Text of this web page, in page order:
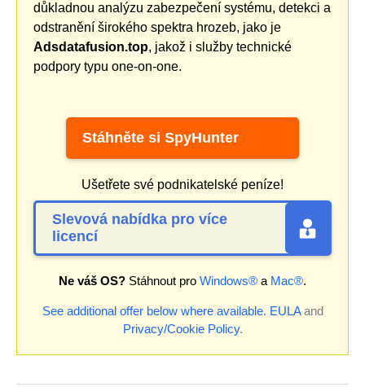
důkladnou analýzu zabezpečení systému, detekci a
odstranění širokého spektra hrozeb, jako je
Adsdatafusion.top, jakož i služby technické
podpory typu one-on-one.
Stáhněte si SpyHunter
Ušetřete své podnikatelské peníze!
Slevová nabídka pro více
licencí
Ne váš OS? Stáhnout pro Windows® a Mac®.
See additional offer below where available. EULAand
Privacy/Cookie Policy.